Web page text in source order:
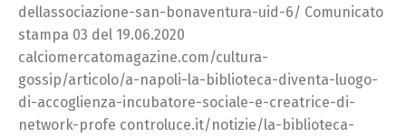
dellassociazione-san-bonaventura-uid-6/ Comunicato
stampa 03 del 19.06.2020
calciomercatomagazine.com/cultura-
gossip/articolo/a-napoli-la-biblioteca-diventa-luogo-
di-accoglienza-incubatore-sociale-e-creatrice-di-
network-profe controluce.it/notizie/la-biblioteca-